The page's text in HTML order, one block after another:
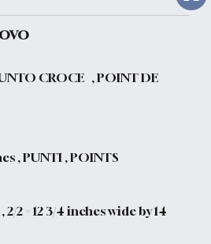
CROCE , POINT DE
, PUNTI , POINTS
2 = 12 3/4 inches wide by 14